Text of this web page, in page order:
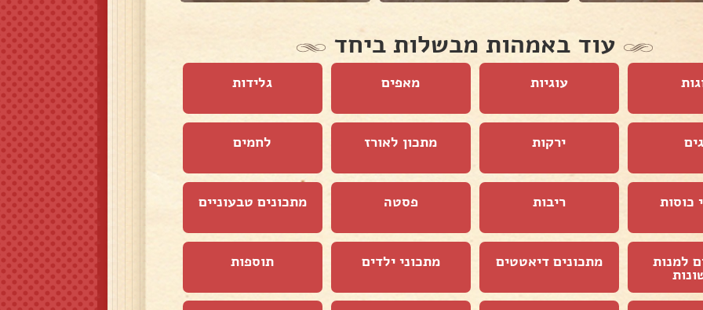
עוד באמהות מבשלות ביחד
עוגיות מאפים גלידות
ירקות מתכון לאורז לחמים
כוסות ריבות פסטה מתכונים טבעוניים
למנות מתכונים דיאטטים מתכוני ילדים תוספות